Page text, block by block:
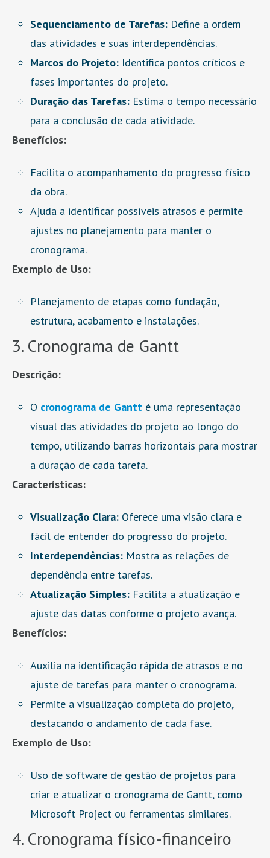
Sequenciamento de Tarefas: Define a ordem
das atividades e suas interdependências.
Marcos do Projeto: Identifica pontos críticos e
fases importantes do projeto.
Duração das Tarefas: Estima o tempo necessário
para a conclusão de cada atividade.
Benefícios:
Facilita o acompanhamento do progresso físico
da obra.
Ajuda a identificar possíveis atrasos e permite
ajustes no planejamento para manter o
cronograma.
Exemplo de Uso:
Planejamento de etapas como fundação,
estrutura, acabamento e instalações.
3. Cronograma de Gantt
Descrição:
O cronograma de Gantt é uma representação
visual das atividades do projeto ao longo do
tempo, utilizando barras horizontais para mostrar
a duração de cada tarefa.
Características:
Visualização Clara: Oferece uma visão clara e
fácil de entender do progresso do projeto.
Interdependências: Mostra as relações de
dependência entre tarefas.
Atualização Simples: Facilita a atualização e
ajuste das datas conforme o projeto avança.
Benefícios:
Auxilia na identificação rápida de atrasos e no
ajuste de tarefas para manter o cronograma.
Permite a visualização completa do projeto,
destacando o andamento de cada fase.
Exemplo de Uso:
Uso de software de gestão de projetos para
criar e atualizar o cronograma de Gantt, como
Microsoft Project ou ferramentas similares.
4. Cronograma físico-financeiro